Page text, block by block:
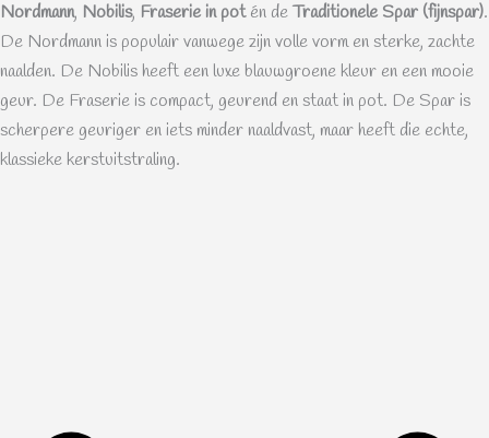
Nordmann, Nobilis, Fraserie in potén deTraditionele Spar (fijnspar).
De Nordmann is populair vanwege zijn volle vorm en sterke, zachte
naalden. De Nobilis heeft een luxe blauwgroene kleur en een mooie
geur. De Fraserie is compact, geurend en staat in pot. De Spar is
scherpere geuriger en iets minder naaldvast, maar heeft die echte,
klassieke kerstuitstraling.